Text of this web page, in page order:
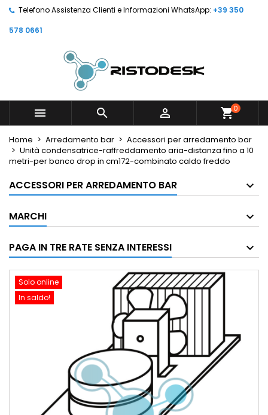
Telefono Assistenza Clienti e Informazioni WhatsApp: +39 350
578 0661
   shopping_cart0
Home Arredamento bar
Accessori per arredamento bar
Unità condensatrice-raffreddamento aria-distanza fino a 10
metri-per banco drop in cm172-combinato caldo freddo
ACCESSORI PER ARREDAMENTO BAR
MARCHI
PAGA IN TRE RATE SENZA INTERESSI
Solo online
In saldo!